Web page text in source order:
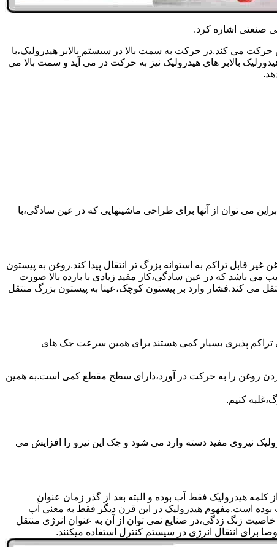
صنعتی اشاره کرد.
می کند.در حرکت به سمت بالا در سیستم بالابر هیدرولیک،با
بالابر های هیدرولیک نیز به حرکت در می آید و سمت بالا می
می توان از آنها برای طراحی ماشینهایی که در عین سادگی،با
قابل تراکم به استوانه بزرگ تر انتقال پیدا کند.روغن به پیستون
می باشد که در عین سادگی،کار مفید زیادی با بازده بالا صورت
می کند.فشار وارد بر پیستون کوچک،عینا به پیستون بزرگ منتقل
تراکم پذیری بسیار کمی هستند برای همین سرعت جک های
روغن را به حرکت در آورد،دارای سطح مقطع کمی است.به همین
کنیم.
نیروی مفید دسته وارد می شود و جک این نیرو را افزایش می
هیدرولیک فقط آب بوده و البته بعد از گذر زمان عنوان
است.مفهوم هیدرولیک در این قرن دیگر فقط به معنی آب
زنگ زدگی،در صنایع نمی توان از آن به عنوان انرژی منتقل
برای انتقال انرژی در سیستم کنترل استفاده میکنند.